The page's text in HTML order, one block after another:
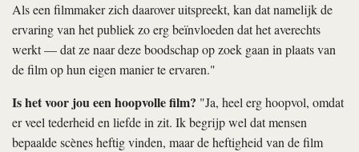
Als een filmmaker zich daarover uitspreekt, kan dat namelijk de
ervaring van het publiek zo erg beïnvloeden dat het averechts
werkt — dat ze naar deze boodschap op zoek gaan in plaats van
de film op hun eigen manier te ervaren."
Is het voor jou een hoopvolle film? "Ja, heel erg hoopvol, omdat
er veel tederheid en liefde in zit. Ik begrijp wel dat mensen
bepaalde scènes heftig vinden, maar de heftigheid van de film